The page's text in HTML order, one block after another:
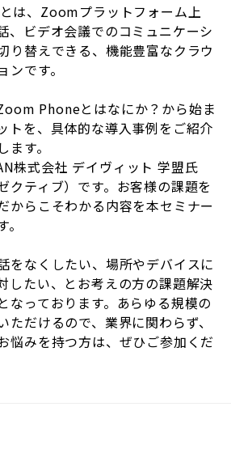
は、Zoomプラットフォーム上
、ビデオ会議でのコミュニケーシ
り替えできる、機能豊富なクラウ
ンです。
Phoneとはなにか？から始ま
トを、具体的な導入事例をご紹介
す。
株式会社 デイヴィット 学盟氏
クティブ）です。お客様の課題を
からこそわかる内容を本セミナー
をなくしたい、場所やデバイスに
したい、とお考えの方の課題解決
なっております。あらゆる規模の
ただけるので、業界に関わらず、
悩みを持つ方は、ぜひご参加くだ